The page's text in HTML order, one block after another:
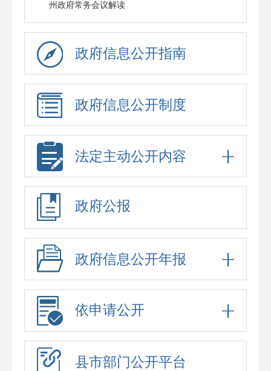
州政府常务会议解读
政府信息公开指南
政府信息公开制度
法定主动公开内容
政府公报
政府信息公开年报
依申请公开
县市部门公开平台